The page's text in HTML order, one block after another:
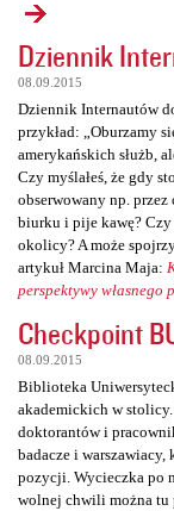
Dziennik
08.09.2015
Dziennik Internautów
przykład: „Oburzamy
amerykańskich służb,
Czy myślałeś, że gdy
obserwowany np.
biurku i pije kawę? Czy
okolicy? A może
artykuł Marcina Maja:
perspektywy własnego
Checkpoint
08.09.2015
Biblioteka
akademickich w
doktorantów i
badacze i
pozycji. Wycieczka po
wolnej chwili można tu